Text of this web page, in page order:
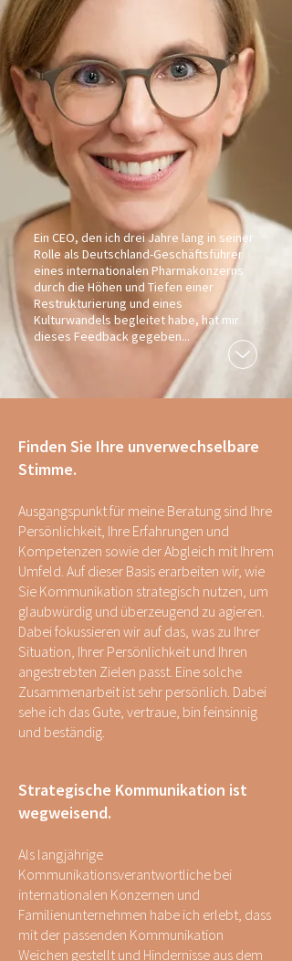
Ein CEO, den ich drei Jahre lang in seiner
Rolle als Deutschland-Geschäftsführer
eines internationalen Pharmakonzerns
durch die Höhen und Tiefen einer
Restrukturierung und eines
Kulturwandels begleitet habe, hat mir
dieses Feedback gegeben...
Finden Sie Ihre unverwechselbare
Stimme.
Ausgangspunkt für meine Beratung sind Ihre
Persönlichkeit, Ihre Erfahrungen und
Kompetenzen sowie der Abgleich mit Ihrem
Umfeld. Auf dieser Basis erarbeiten wir, wie
Sie Kommunikation strategisch nutzen, um
glaubwürdig und überzeugend zu agieren.
Dabei fokussieren wir auf das, was zu Ihrer
Situation, Ihrer Persönlichkeit und Ihren
angestrebten Zielen passt. Eine solche
Zusammenarbeit ist sehr persönlich. Dabei
sehe ich das Gute, vertraue, bin feinsinnig
und beständig.
Strategische Kommunikation ist
wegweisend.
Als langjährige
Kommunikationsverantwortliche bei
internationalen Konzernen und
Familienunternehmen habe ich erlebt, dass
mit der passenden Kommunikation
Weichen gestellt und Hindernisse aus dem